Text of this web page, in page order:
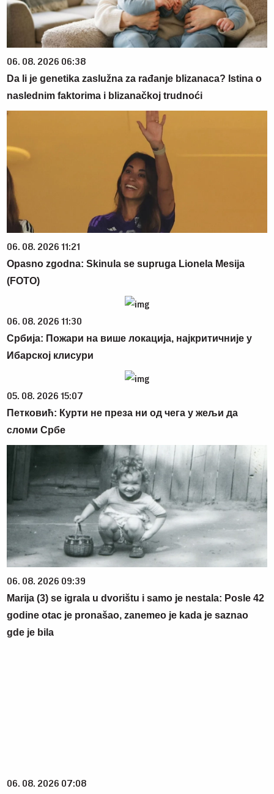
06. 08. 2026 06:38
Da li je genetika zaslužna za rađanje blizanaca? Istina o
naslednim faktorima i blizanačkoj trudnoći
06. 08. 2026 11:21
Opasno zgodna: Skinula se supruga Lionela Mesija
(FOTO)
06. 08. 2026 11:30
Србија: Пожари на више локација, најкритичније у
Ибарској клисури
05. 08. 2026 15:07
Петковић: Курти не преза ни од чега у жељи да
сломи Србе
06. 08. 2026 09:39
Marija (3) se igrala u dvorištu i samo je nestala: Posle 42
godine otac je pronašao, zanemeo je kada je saznao
gde je bila
06. 08. 2026 07:08